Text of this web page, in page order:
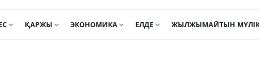
ҚАРЖЫ ЭКОНОМИКА ЕЛДЕ ЖЫЛЖЫМАЙТЫН